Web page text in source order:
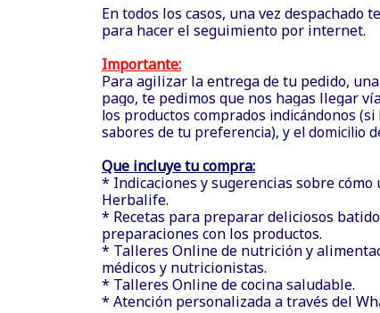
En todos los casos, una vez despachado
para hacer el seguimiento por internet.
Importante:
Para agilizar la entrega de tu pedido,
pago, te pedimos que nos hagas llegar
los productos comprados indicándonos
sabores de tu preferencia), y el domicilio
Que incluye tu compra:
* Indicaciones y sugerencias sobre
Herbalife.
* Recetas para preparar deliciosos
preparaciones con los productos.
* Talleres Online de nutrición y
médicos y nutricionistas.
* Talleres Online de cocina saludable.
* Atención personalizada a través del